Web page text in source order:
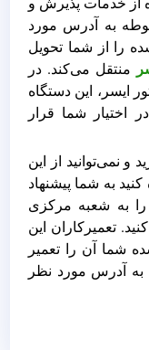
به آدرس مورد
را از شما تحویل
منتقل می‌کند. در
ایسر، این دستگاه
اختیار شما قرار
نمی‌توانید از این
به شما پیشنهاد
به شعبه مرکزی
تعمیرکاران این
شما آن را تعمیر
به آدرس مورد نظر